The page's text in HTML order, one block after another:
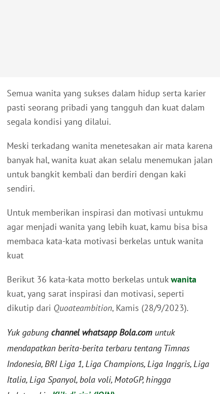
Semua wanita yang sukses dalam hidup serta karier
pasti seorang pribadi yang tangguh dan kuat dalam
segala kondisi yang dilalui.
Meski terkadang wanita menetesakan air mata karena
banyak hal, wanita kuat akan selalu menemukan jalan
untuk bangkit kembali dan berdiri dengan kaki
sendiri.
Untuk memberikan inspirasi dan motivasi untukmu
agar menjadi wanita yang lebih kuat, kamu bisa bisa
membaca kata-kata motivasi berkelas untuk wanita
kuat
Berikut 36 kata-kata motto berkelas untuk wanita
kuat, yang sarat inspirasi dan motivasi, seperti
dikutip dari Quoateambition, Kamis (28/9/2023).
Yuk gabung channel whatsapp Bola.com untuk
mendapatkan berita-berita terbaru tentang Timnas
Indonesia, BRI Liga 1, Liga Champions, Liga Inggris, Liga
Italia, Liga Spanyol, bola voli, MotoGP, hingga